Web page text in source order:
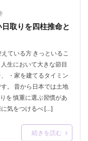
取りを四柱推命と
ている方 きっといるこ
生において大きな節目
・家を建てるタイミン
。 昔から日本では土地
を 慎重に選ぶ習慣があ
気をつけるべ […]
続きを読む